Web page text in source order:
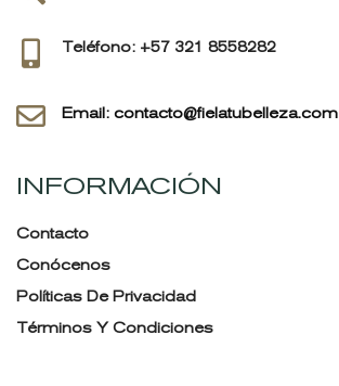
Teléfono: +57 321 8558282
Email: contacto@fielatubelleza.com
INFORMACIÓN
Contacto
Conócenos
Políticas De Privacidad
Términos Y Condiciones